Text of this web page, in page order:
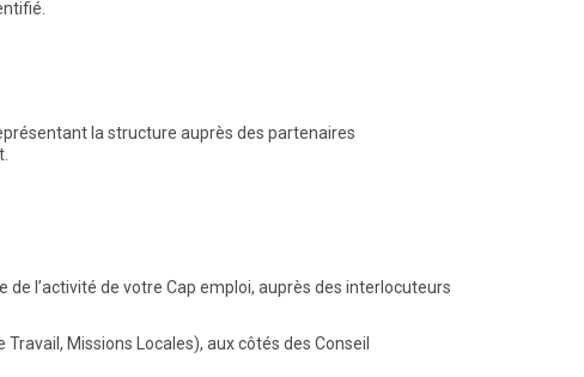
la structure auprès des partenaires
l’activité de votre Cap emploi, auprès des interlocuteurs
Missions Locales), aux côtés des Conseil